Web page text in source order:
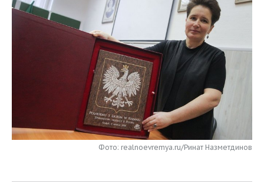
КОМУ ПРИНАДЛЕЖАТ
ТОРГОВЫЕ ЦЕНТРЫ
ТАТАРСТАНА
БЮДЖЕТ
МАШИНОСТРОЕНИЕ
ЭНЕРГЕТИКА
НОВОСТИ АВТО
БИЗНЕС
НОВОСТИ БИЗНЕСА
РОЗНИЧНАЯ ТОРГОВЛЯ
НОВОСТИ ТЕХНОЛОГИЙ
ТЕЛЕКОММУНИКАЦИИ
НОВОСТИ МЕРОПРИЯТИЙ
ВЫЕЗДНАЯ РЕДАКЦИЯ
НОВОСТИ СПОРТА
НОВОСТИ ОБЩЕСТВАФото: realnoevremya.ru/Ринат Назметдинов